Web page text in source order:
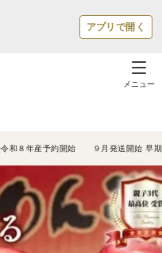
アプリで開く
メニュー
令和８年産予約開始 ９月発送開始 早期